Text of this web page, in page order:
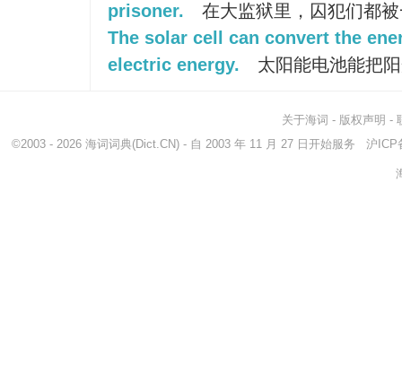
prisoner.
在大监狱里，囚犯们都
The solar cell can convert the
electric energy.
太阳能电池能把
关于海词 - 版权声明 -
©2003 - 2026 海词词典(Dict.CN) - 自 2003 年 11 月 27 日开始服务 沪ICP